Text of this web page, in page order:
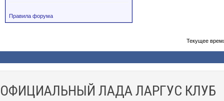
Правила форума
Текущее
ОФИЦИАЛЬНЫЙ ЛАДА ЛАРГУС КЛУБ